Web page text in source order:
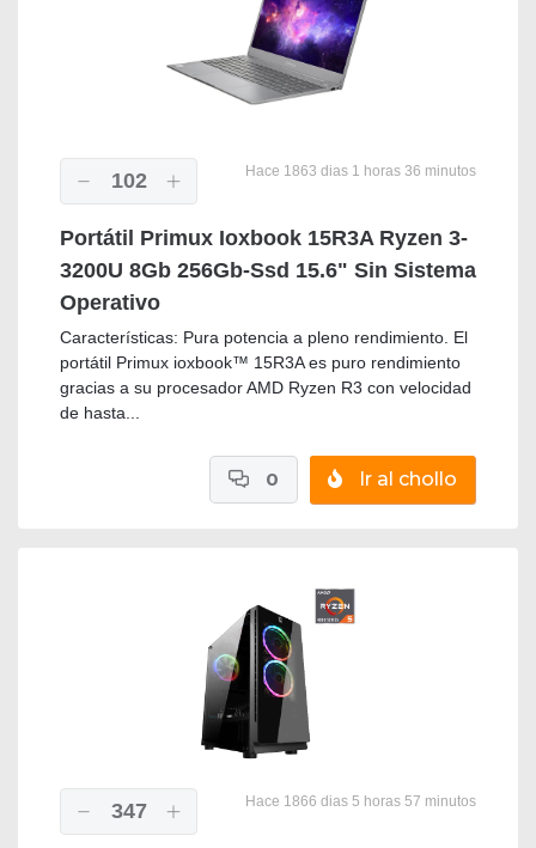
102 Hace 1863 dias 1 horas 36 minutos
Portátil Primux Ioxbook 15R3A Ryzen 3-
3200U 8Gb 256Gb-Ssd 15.6" Sin Sistema
Operativo
Características: Pura potencia a pleno rendimiento. El
portátil Primux ioxbook™ 15R3A es puro rendimiento
gracias a su procesador AMD Ryzen R3 con velocidad
de hasta...
Ir al chollo
0
347 Hace 1866 dias 5 horas 57 minutos